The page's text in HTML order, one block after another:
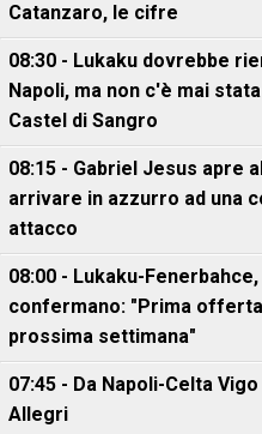
Catanzaro, le cifre
08:30 - Lukaku dovrebbe
Napoli, ma non c'è mai
Castel di Sangro
08:15 - Gabriel Jesus apre
arrivare in azzurro ad una
attacco
08:00 - Lukaku-
confermano: "Prima
prossima settimana"
07:45 - Da Napoli-Celta
Allegri